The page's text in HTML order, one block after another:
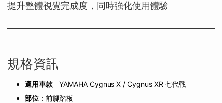
提升整體視覺完成度，同時強化使用體驗
規格資訊
適用車款 ：YAMAHA Cygnus X / Cygnus XR 七代戰
部位 ：前腳踏板